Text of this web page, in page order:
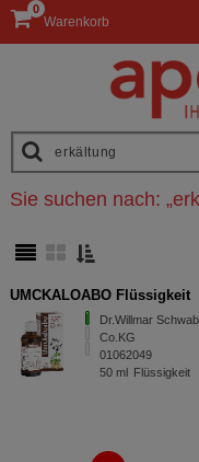
Warenkorb
0
Sie suchen nach: „
UMCKALOABO Flüssigkeit
Dr.Willmar
Co.KG
01062049
50 ml Flüssigkeit